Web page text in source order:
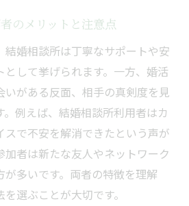
のメリットと注意点
結婚相談所は丁寧なサポートや安
として挙げられます。一方、婚活
いがある反面、相手の真剣度を見
例えば、結婚相談所利用者はカ
スで不安を解消できたという声が
加者は新たな友人やネットワーク
多いです。両者の特徴を理解
選ぶことが大切です。